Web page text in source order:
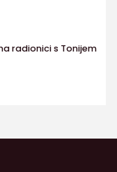
radionici s Tonijem